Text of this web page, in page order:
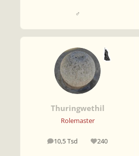
♂
Thuringwethil
Rolemaster
10,5 Tsd
Beiträge 240
Reputation